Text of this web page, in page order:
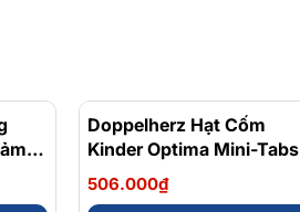
Doppelherz Hạt Cốm
Kinder Optima Mini-Tabs
Hỗ Trợ Tăng Cường Sức
Đề Kháng Hộp 20 Gói
506.000₫